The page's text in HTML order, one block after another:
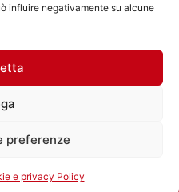
influire negativamente su alcune
preferenze
e privacy Policy
fiscale:
31/A, Roma